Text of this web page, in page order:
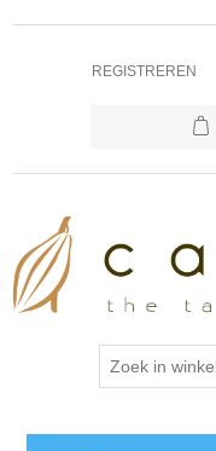
REGISTREREN